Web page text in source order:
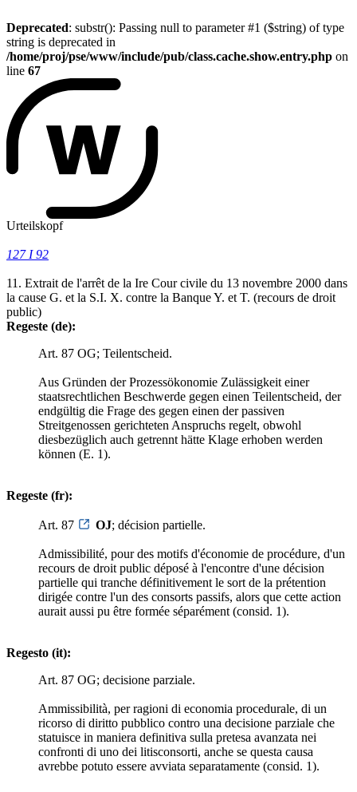
Deprecated: substr(): Passing null to parameter #1 ($string) of type
string is deprecated in
/home/proj/pse/www/include/pub/class.cache.show.entry.php on
line 67
Urteilskopf
127 I 92
11. Extrait de l'arrêt de la Ire Cour civile du 13 novembre 2000 dans
la cause G. et la S.I. X. contre la Banque Y. et T. (recours de droit
public)
Regeste (de):
Art. 87 OG; Teilentscheid.
Aus Gründen der Prozessökonomie Zulässigkeit einer
staatsrechtlichen Beschwerde gegen einen Teilentscheid, der
endgültig die Frage des gegen einen der passiven
Streitgenossen gerichteten Anspruchs regelt, obwohl
diesbezüglich auch getrennt hätte Klage erhoben werden
können (E. 1).
Regeste (fr):
Art. 87 OJ; décision partielle.
Admissibilité, pour des motifs d'économie de procédure, d'un
recours de droit public déposé à l'encontre d'une décision
partielle qui tranche définitivement le sort de la prétention
dirigée contre l'un des consorts passifs, alors que cette action
aurait aussi pu être formée séparément (consid. 1).
Regesto (it):
Art. 87 OG; decisione parziale.
Ammissibilità, per ragioni di economia procedurale, di un
ricorso di diritto pubblico contro una decisione parziale che
statuisce in maniera definitiva sulla pretesa avanzata nei
confronti di uno dei litisconsorti, anche se questa causa
avrebbe potuto essere avviata separatamente (consid. 1).